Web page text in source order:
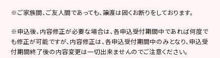
※ご家族間、ご友人間であっても、譲渡は固くお断りをしております。
※申込後、内容修正が必要な場合は、各申込受付期間中であれば何度で
も修正が可能ですが、内容修正は、各申込受付期間中のみとなり、申込受
付期間終了後の内容変更は一切出来ませんのでご注意ください。